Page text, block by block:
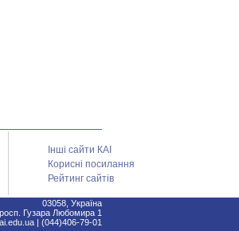
Інші сайти КАІ
Корисні посилання
Рейтинг сайтів
03058, Україна
Гузара Любомира 1
| (044)406-79-01